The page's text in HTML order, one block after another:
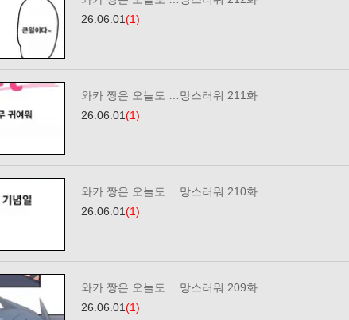
26.06.01(1)
와카 짱은 오늘도 …망스러워 211화
26.06.01(1)
와카 짱은 오늘도 …망스러워 210화
26.06.01(1)
와카 짱은 오늘도 …망스러워 209화
26.06.01(1)